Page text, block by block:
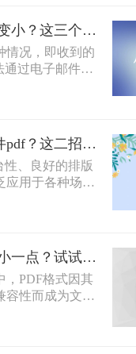
软件，从自动
轻松驾驭PDF
空间告急。pdf压
，成为许多人迫
pdf文件太大怎么变小？这三个方法都可以缩小！
情况，即收到的
通过电子邮件或
么，pdf文件太
中，我们将向
文件大小。
如何免费压缩文件pdf？这二招快来看！
性、良好的排版
应用于各种场
文件可能会给
那么如何免费
帮助您轻松解
题。
如何把pdf文件变小一点？试试这两种简单有效的方法压缩大小
，PDF格式因其
容性而成为文档
，当PDF文件
版时，其体积